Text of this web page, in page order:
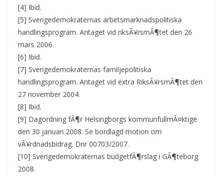
[4] Ibid.
[5] Sverigedemokraternas arbetsmarknadspolitiska
handlingsprogram. Antaget vid riksÃ¥rsmÃ¶tet den 26
mars 2006.
[6] Ibid.
[7] Sverigedemokraternas familjepolitiska
handlingsprogram. Antaget vid extra RiksÃ¥rsmÃ¶tet den
27 november 2004.
[8] Ibid.
[9] Dagordning fÃ¶r Helsingborgs kommunfullmÃ¤ktige
den 30 januari 2008. Se bordlagd motion om
vÃ¥rdnadsbidrag. Dnr 00703/2007.
[10] Sverigedemokraternas budgetfÃ¶rslag i GÃ¶teborg
2008.